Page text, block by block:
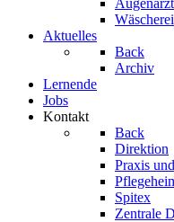
Augenarzt
Wäscherei
Aktuelles
Back
Archiv
Lernende
Jobs
Kontakt
Back
Direktion
Praxis
Spitex
Zentrale